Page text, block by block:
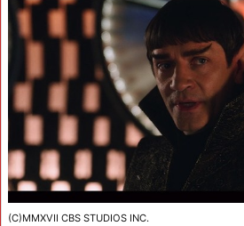
(C)MMXVII CBS STUDIOS INC.